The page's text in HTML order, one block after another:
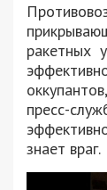
ракетных
пресс-
знает враг.